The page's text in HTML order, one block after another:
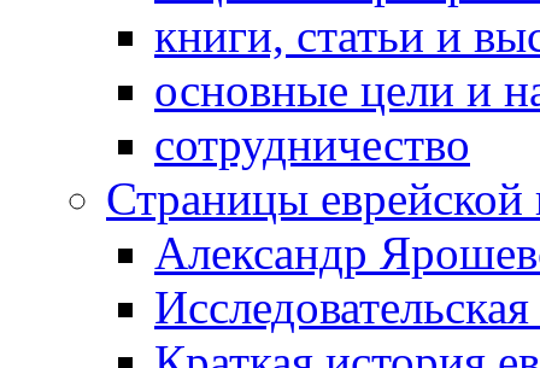
книги, статьи и
основные цели и
сотрудничество
Страницы
Александр